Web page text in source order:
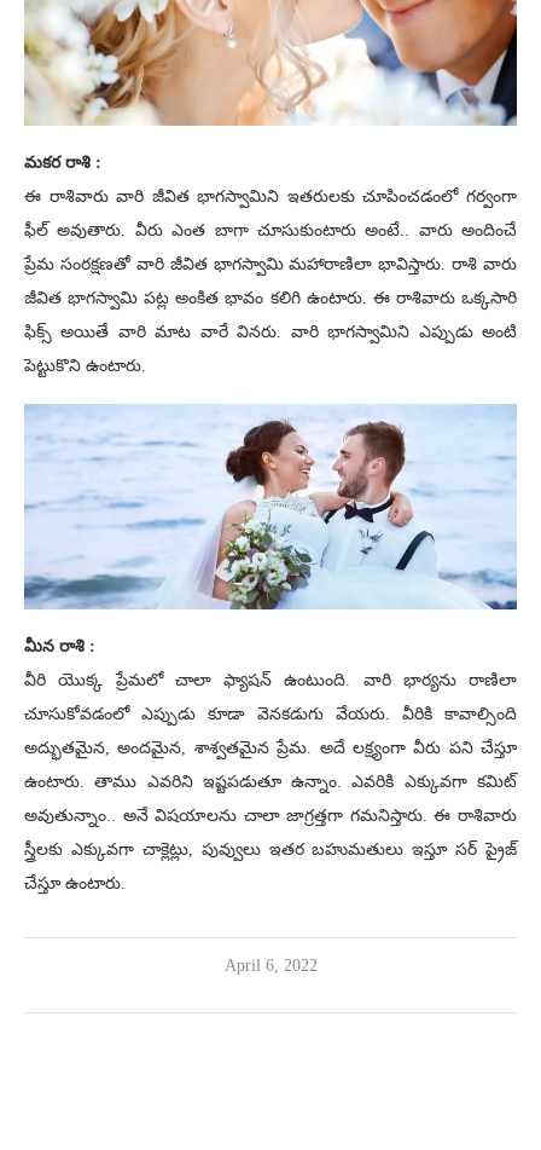
మకర రాశి :
ఈ రాశివారు వారి జీవిత భాగస్వామిని ఇతరులకు చూపించడంలో గర్వంగా
ఫీల్ అవుతారు. వీరు ఎంత బాగా చూసుకుంటారు అంటే.. వారు అందించే
ప్రేమ సంరక్షణతో వారి జీవిత భాగస్వామి మహారాణిలా భావిస్తారు. రాశి వారు
జీవిత భాగస్వామి పట్ల అంకిత భావం కలిగి ఉంటారు. ఈ రాశివారు ఒక్కసారి
ఫిక్స్ అయితే వారి మాట వారే వినరు. వారి భాగస్వామిని ఎప్పుడు అంటి
పెట్టుకొని ఉంటారు.
మీన రాశి :
వీరి యొక్క ప్రేమలో చాలా ఫ్యాషన్ ఉంటుంది. వారి భార్యను రాణిలా
చూసుకోవడంలో ఎప్పుడు కూడా వెనకడుగు వేయరు. వీరికి కావాల్సింది
అద్భుతమైన, అందమైన, శాశ్వతమైన ప్రేమ. అదే లక్ష్యంగా వీరు పని చేస్తూ
ఉంటారు. తాము ఎవరిని ఇష్టపడుతూ ఉన్నాం. ఎవరికి ఎక్కువగా కమిట్
అవుతున్నాం.. అనే విషయాలను చాలా జాగ్రత్తగా గమనిస్తారు. ఈ రాశివారు
స్త్రీలకు ఎక్కువగా చాక్లెట్లు, పువ్వులు ఇతర బహుమతులు ఇస్తూ సర్ ప్రైజ్
చేస్తూ ఉంటారు.
April 6, 2022